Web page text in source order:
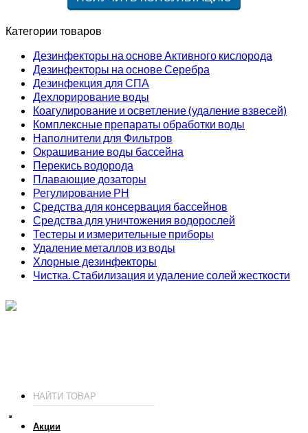
Категории товаров
Дезинфекторы на основе Активного кислорода
Дезинфекторы на основе Серебра
Дезинфекция для СПА
Дехлорирование воды
Коагулирование и осветление (удаление взвесей)
Комплексные препараты обработки воды
Наполнители для Фильтров
Окрашивание воды бассейна
Перекись водорода
Плавающие дозаторы
Регулирование РН
Средства для консервация бассейнов
Средства для уничтожения водорослей
Тестеры и измерительные приборы
Удаление металлов из воды
Хлорные дезинфекторы
Чистка. Стабилизация и удаление солей жесткости
Акции